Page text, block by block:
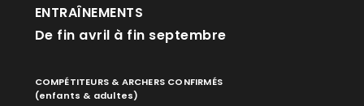
ENTRAÎNEMENTS
De fin avril à fin septembre
COMPÉTITEURS & ARCHERS CONFIRMÉS
(enfants & adultes)